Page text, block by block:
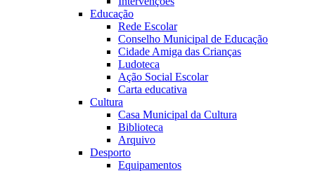
Educação
Rede Escolar
Conselho Municipal de Educação
Cidade Amiga das Crianças
Ludoteca
Ação Social Escolar
Carta educativa
Cultura
Casa Municipal da Cultura
Biblioteca
Arquivo
Desporto
Equipamentos